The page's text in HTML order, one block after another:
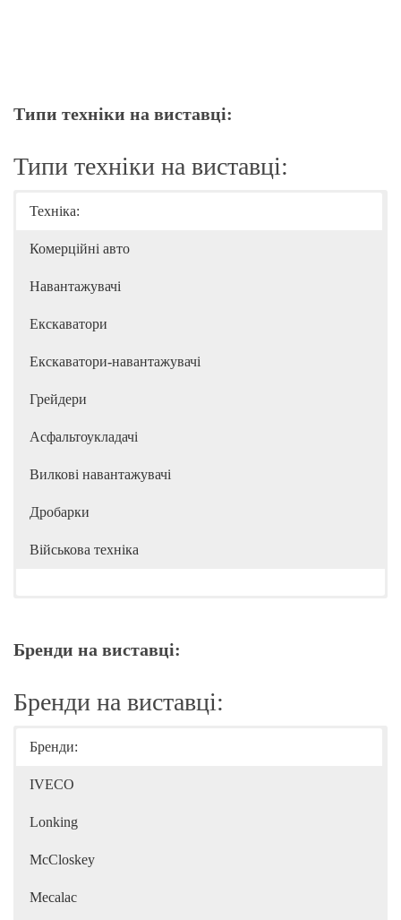
Типи техніки на виставці:
Типи техніки на виставці:
Техніка:
Комерційні авто
Навантажувачі
Екскаватори
Екскаватори-навантажувачі
Грейдери
Асфальтоукладачі
Вилкові навантажувачі
Дробарки
Військова техніка
Бренди на виставці:
Бренди на виставці:
Бренди:
IVECO
Lonking
McCloskey
Mecalac